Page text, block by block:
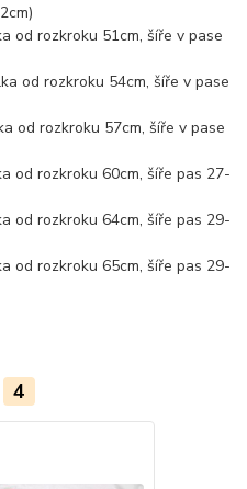
od rozkroku 51cm, šíře v pase
od rozkroku 54cm, šíře v pase
od rozkroku 57cm, šíře v pase
od rozkroku 60cm, šíře pas 27-
od rozkroku 64cm, šíře pas 29-
od rozkroku 65cm, šíře pas 29-
4